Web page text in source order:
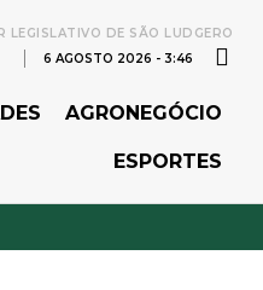
LEGISLATIVO DE SÃO LUDGERO
6 AGOSTO 2026 - 3:46
AGRONEGÓCIO
ESPORTES